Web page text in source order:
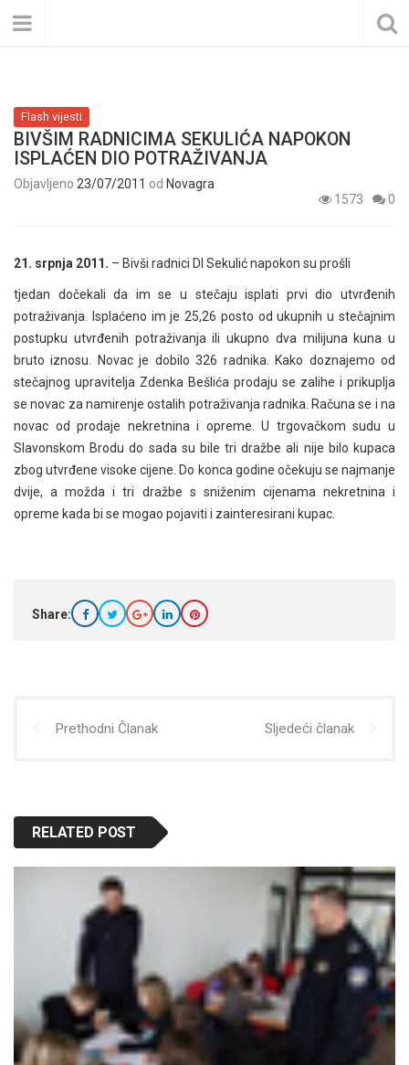
Flash vijesti
BIVŠIM RADNICIMA SEKULIĆA NAPOKON
ISPLAĆEN DIO POTRAŽIVANJA
Objavljeno 23/07/2011 od Novagra
1573
0
21. srpnja 2011. – Bivši radnici DI Sekulić napokon su prošli
tjedan dočekali da im se u stečaju isplati prvi dio utvrđenih
potraživanja. Isplaćeno im je 25,26 posto od ukupnih u stečajnim
postupku utvrđenih potraživanja ili ukupno dva milijuna kuna u
bruto iznosu. Novac je dobilo 326 radnika. Kako doznajemo od
stečajnog upravitelja Zdenka Bešlića prodaju se zalihe i prikuplja
se novac za namirenje ostalih potraživanja radnika. Računa se i na
novac od prodaje nekretnina i opreme. U trgovačkom sudu u
Slavonskom Brodu do sada su bile tri dražbe ali nije bilo kupaca
zbog utvrđene visoke cijene. Do konca godine očekuju se najmanje
dvije, a možda i tri dražbe s sniženim cijenama nekretnina i
opreme kada bi se mogao pojaviti i zainteresirani kupac.
Share:
Prethodni Članak Sljedeći članak
RELATED POST